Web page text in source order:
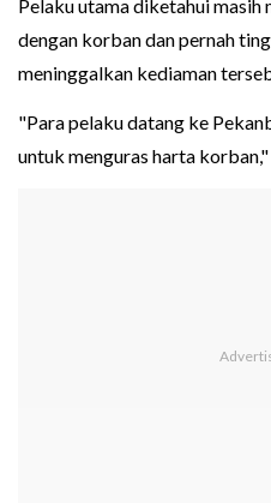
Pelaku utama diketahui
dengan korban dan pernah
meninggalkan kediaman
"Para pelaku datang ke
untuk menguras harta